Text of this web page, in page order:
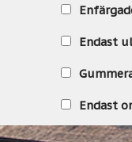
Endast
Endast